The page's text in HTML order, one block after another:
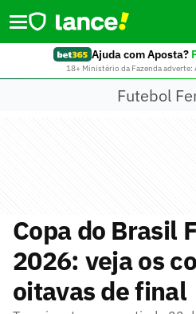
Ajuda com Aposta?
18+ Ministério da Fazenda
Futebol
Copa do Brasil
2026: veja os
oitavas de final